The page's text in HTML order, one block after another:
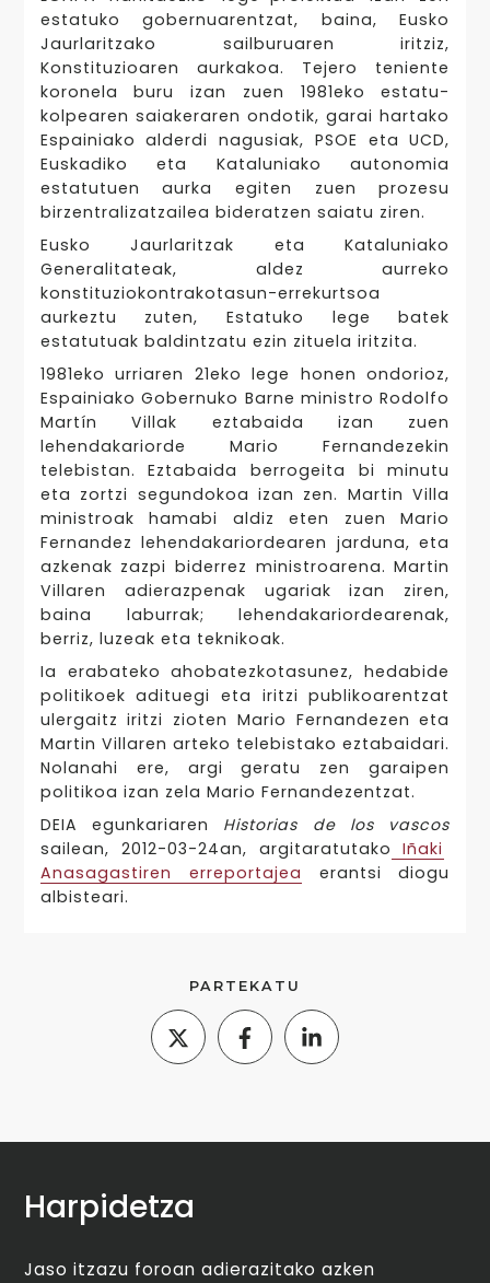
estatuko gobernuarentzat, baina, Eusko
Jaurlaritzako sailburuaren iritziz,
Konstituzioaren aurkakoa. Tejero teniente
koronela buru izan zuen 1981eko estatu-
kolpearen saiakeraren ondotik, garai hartako
Espainiako alderdi nagusiak, PSOE eta UCD,
Euskadiko eta Kataluniako autonomia
estatutuen aurka egiten zuen prozesu
birzentralizatzailea bideratzen saiatu ziren.
Eusko Jaurlaritzak eta Kataluniako
Generalitateak, aldez aurreko
konstituziokontrakotasun-errekurtsoa
aurkeztu zuten, Estatuko lege batek
estatutuak baldintzatu ezin zituela iritzita.
1981eko urriaren 21eko lege honen ondorioz,
Espainiako Gobernuko Barne ministro Rodolfo
Martín Villak eztabaida izan zuen
lehendakariorde Mario Fernandezekin
telebistan. Eztabaida berrogeita bi minutu
eta zortzi segundokoa izan zen. Martin Villa
ministroak hamabi aldiz eten zuen Mario
Fernandez lehendakariordearen jarduna, eta
azkenak zazpi biderrez ministroarena. Martin
Villaren adierazpenak ugariak izan ziren,
baina laburrak; lehendakariordearenak,
berriz, luzeak eta teknikoak.
Ia erabateko ahobatezkotasunez, hedabide
politikoek adituegi eta iritzi publikoarentzat
ulergaitz iritzi zioten Mario Fernandezen eta
Martin Villaren arteko telebistako eztabaidari.
Nolanahi ere, argi geratu zen garaipen
politikoa izan zela Mario Fernandezentzat.
DEIA egunkariaren Historias de los vascos
sailean, 2012-03-24an, argitaratutako Iñaki
Anasagastiren erreportajea erantsi diogu
albisteari.
PARTEKATU
Harpidetza
Jaso itzazu foroan adierazitako azken